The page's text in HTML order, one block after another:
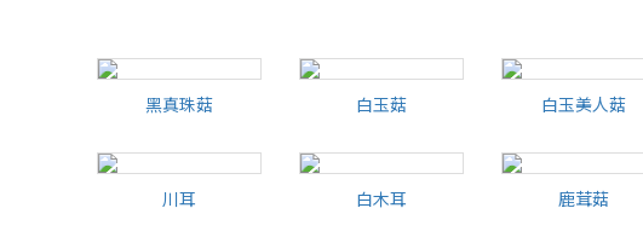
黑真珠菇 白玉菇 白玉美人菇
川耳 白木耳 鹿茸菇